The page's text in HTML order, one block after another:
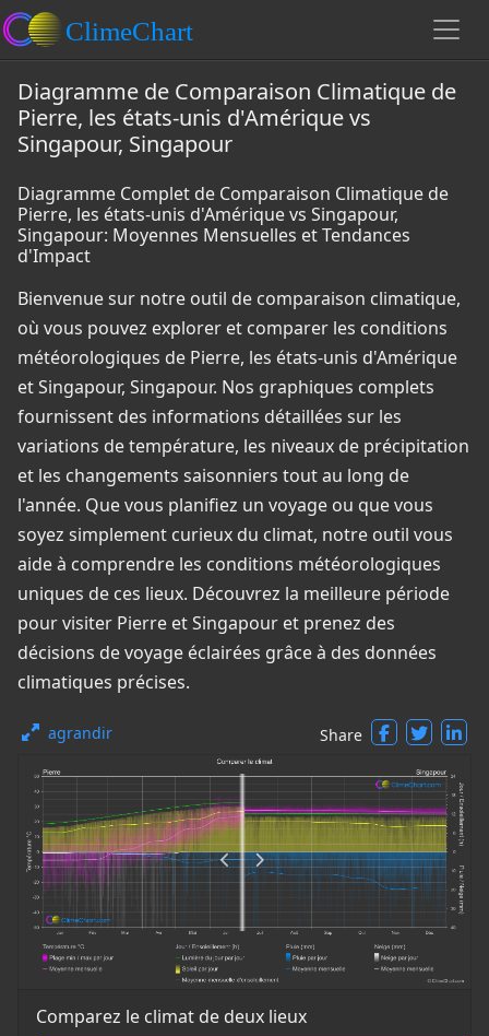
Diagramme de Comparaison Climatique de
Pierre, les états-unis d'Amérique vs
Singapour, Singapour
Diagramme Complet de Comparaison Climatique de
Pierre, les états-unis d'Amérique vs Singapour,
Singapour: Moyennes Mensuelles et Tendances
d'Impact
Bienvenue sur notre outil de comparaison climatique,
où vous pouvez explorer et comparer les conditions
météorologiques de Pierre, les états-unis d'Amérique
et Singapour, Singapour. Nos graphiques complets
fournissent des informations détaillées sur les
variations de température, les niveaux de précipitation
et les changements saisonniers tout au long de
l'année. Que vous planifiez un voyage ou que vous
soyez simplement curieux du climat, notre outil vous
aide à comprendre les conditions météorologiques
uniques de ces lieux. Découvrez la meilleure période
pour visiter Pierre et Singapour et prenez des
décisions de voyage éclairées grâce à des données
climatiques précises.
agrandir Share
Comparez le climat de deux lieux